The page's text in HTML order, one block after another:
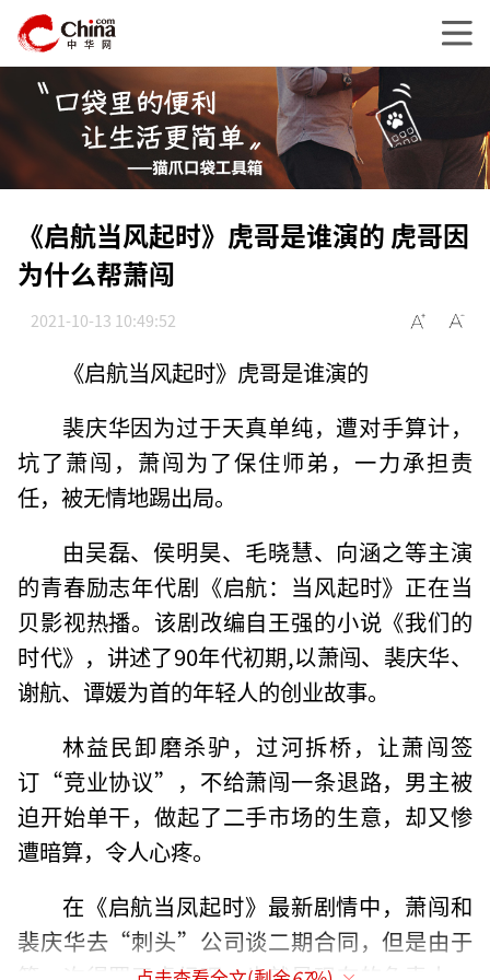
《启航当风起时》虎哥是谁演的 虎哥因
为什么帮萧闯
2021-10-13 10:49:52
《启航当风起时》虎哥是谁演的
裴庆华因为过于天真单纯，遭对手算计，
坑了萧闯，萧闯为了保住师弟，一力承担责
任，被无情地踢出局。
由吴磊、侯明昊、毛晓慧、向涵之等主演
的青春励志年代剧《启航：当风起时》正在当
贝影视热播。该剧改编自王强的小说《我们的
时代》，讲述了90年代初期,以萧闯、裴庆华、
谢航、谭媛为首的年轻人的创业故事。
林益民卸磨杀驴，过河拆桥，让萧闯签
订“竞业协议”，不给萧闯一条退路，男主被
迫开始单干，做起了二手市场的生意，却又惨
遭暗算，令人心疼。
在《启航当凤起时》最新剧情中，萧闯和
裴庆华去“刺头”公司谈二期合同，但是由于